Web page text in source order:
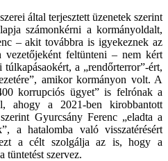
által terjesztett üzenetek szerint
számonkérni a kormányoldalt,
– akit továbbra is igyekeznek az
vezetőjeként feltünteni – nem kért
a „rendőrterror”-ért,
amikor kormányon volt. A
korrupciós ügyet” is felrónak a
ahogy a 2021-ben kirobbantott
Gyurcsány Ferenc „eladta a
a hatalomba való visszatérésért
a célt szolgálja az is, hogy a
tüntetést szervez.